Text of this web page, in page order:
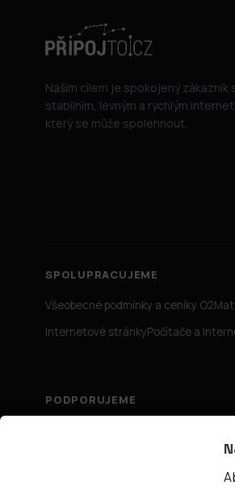
Naším cílem je spokojený zákazník
stabilním, levným a rychlým
který se může spolehnout.
SPOLUPRACUJEME
Všeobecné podmínky a ceníky O2
Internetové stránkyPočítače a
PODPORUJEME
© 2026 PřipojTo.cz — KUBE Units s.r.o.,